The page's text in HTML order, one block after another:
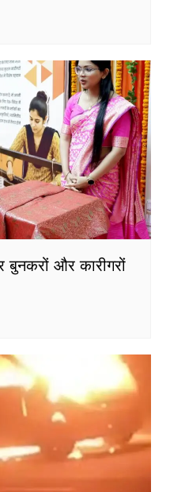
बुनकरों और कारीगरों